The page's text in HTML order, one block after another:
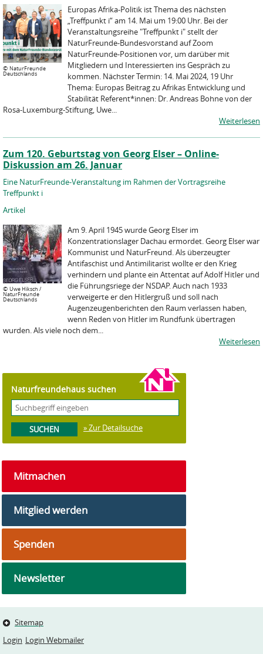
© NaturFreunde
Deutschlands
Europas Afrika-Politik ist Thema des nächsten
„Treffpunkt i“ am 14. Mai um 19:00 Uhr. Bei der
Veranstaltungsreihe "Treffpunkt i" stellt der
NaturFreunde-Bundesvorstand auf Zoom
NaturFreunde-Positionen vor, um darüber mit
Mitgliedern und Interessierten ins Gespräch zu
kommen. Nächster Termin: 14. Mai 2024, 19 Uhr
Thema: Europas Beitrag zu Afrikas Entwicklung und
Stabilität Referent*innen: Dr. Andreas Bohne von der
Rosa-Luxemburg-Stiftung, Uwe...
Weiterlesen
Zum 120. Geburtstag von Georg Elser – Online-
Diskussion am 26. Januar
Eine NaturFreunde-Veranstaltung im Rahmen der Vortragsreihe
Treffpunkt i
Artikel
© Uwe Hiksch /
NaturFreunde
Deutschlands
Am 9. April 1945 wurde Georg Elser im
Konzentrationslager Dachau ermordet. Georg Elser war
Kommunist und NaturFreund. Als überzeugter
Antifaschist und Antimilitarist wollte er den Krieg
verhindern und plante ein Attentat auf Adolf Hitler und
die Führungsriege der NSDAP. Auch nach 1933
verweigerte er den Hitlergruß und soll nach
Augenzeugenberichten den Raum verlassen haben,
wenn Reden von Hitler im Rundfunk übertragen
wurden. Als viele noch dem...
Weiterlesen
Naturfreundehaus suchen
» Zur Detailsuche
Mitmachen
Mitglied werden
Spenden
Newsletter
Sitemap
Login Login Webmailer